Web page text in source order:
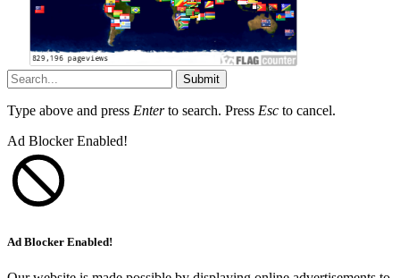
Submit
Type above and press Enterto search. Press Esc to cancel.
Ad Blocker Enabled!
Ad Blocker Enabled!